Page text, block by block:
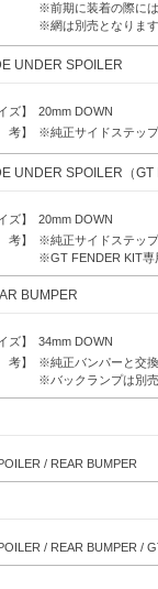
※前期に装着の際に
※網は別売となりま
UNDER SPOILER
ズ】
20mm DOWN
考】
※純正サイドステッ
UNDER SPOILER（GT
ズ】
20mm DOWN
考】
※純正サイドステッ
※GT FENDER KIT専
BUMPER
ズ】
34mm DOWN
考】
※純正バンパーと交
※バックランプは別
/ REAR BUMPER
/ REAR BUMPER /